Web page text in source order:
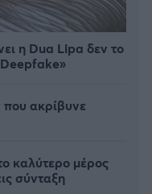
η Dua Lipa δεν το
ακρίβυνε
καλύτερο μέρος
σύνταξη